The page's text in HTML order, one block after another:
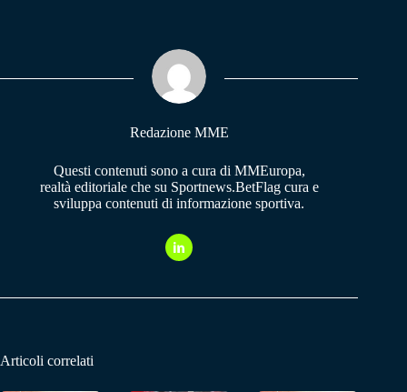
pp m
Redazione MME
Questi contenuti sono a cura di MMEuropa,
realtà editoriale che su Sportnews.BetFlag cura e
sviluppa contenuti di informazione sportiva.
Articoli correlati